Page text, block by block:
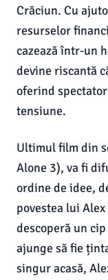
Crăciun. Cu
resurselor
cazează într-un
devine riscantă
oferind
tensiune.
Ultimul film din
Alone 3), va fi
ordine de idee,
povestea lui
descoperă un
ajunge să fie
singur acasă,